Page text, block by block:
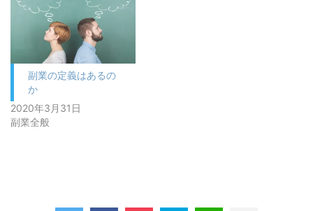
副業の定義はあるの
か
2020年3月31日
副業全般